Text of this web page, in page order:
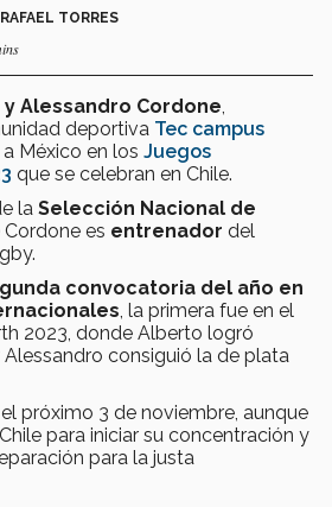
TORRES
Alessandro Cordone
deportiva Tec campus
México en los Juegos
que se celebran en Chile.
la Selección Nacional de
es entrenador del
convocatoria del año en
, la primera fue en el
2023, donde Alberto logró
consiguió la de plata
próximo 3 de noviembre, aunque
para iniciar su concentración y
para la justa